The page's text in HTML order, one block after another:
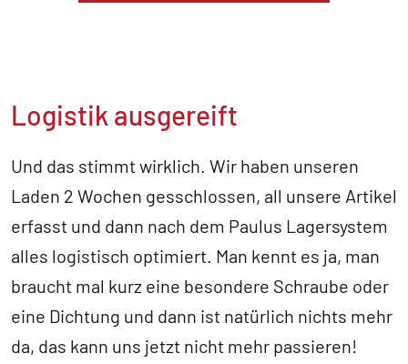
Logistik ausgereift
Und das stimmt wirklich. Wir haben unseren
Laden 2 Wochen gesschlossen, all unsere Artikel
erfasst und dann nach dem Paulus Lagersystem
alles logistisch optimiert. Man kennt es ja, man
braucht mal kurz eine besondere Schraube oder
eine Dichtung und dann ist natürlich nichts mehr
da, das kann uns jetzt nicht mehr passieren!